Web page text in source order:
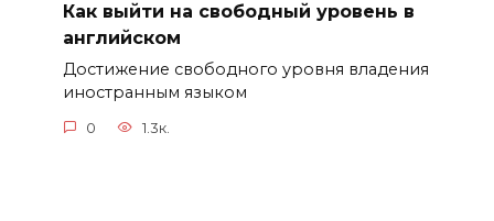
Как выйти на свободный уровень в
английском
Достижение свободного уровня владения
иностранным языком
0 1.3к.